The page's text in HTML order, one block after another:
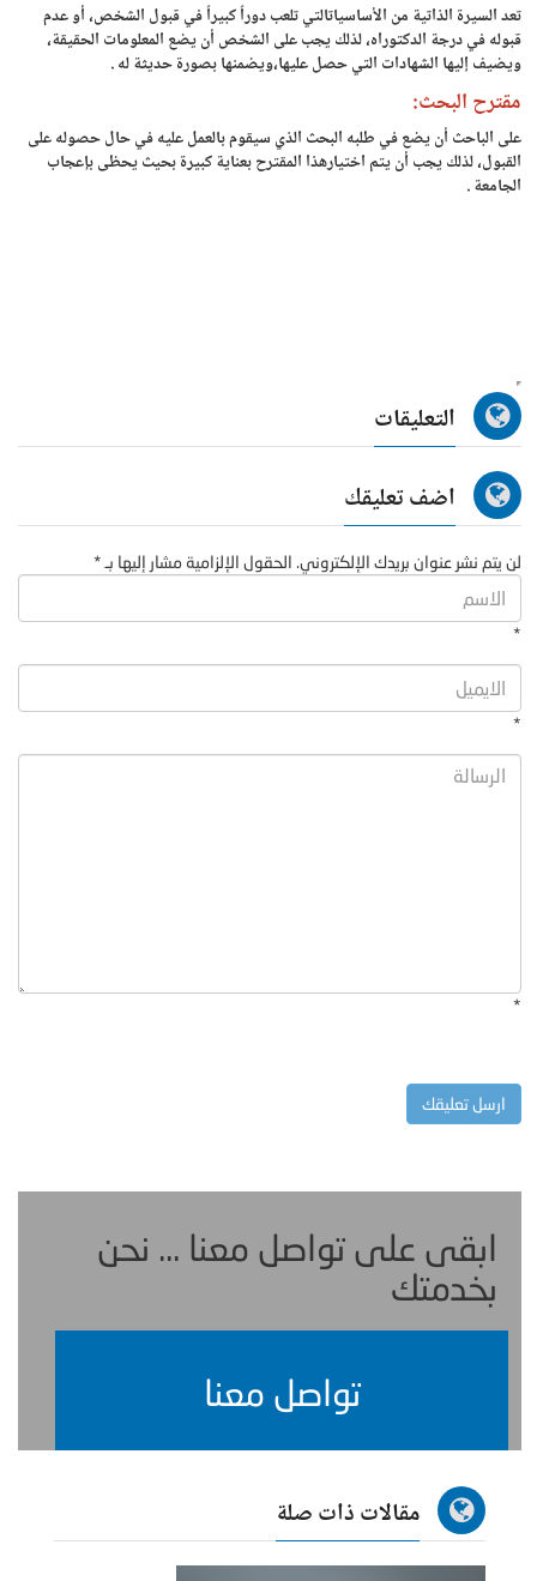
تعد السيرة الذاتية من الأساسياتالتي تلعب دوراً كبيراً في قبول الشخص، أو عدم
قبوله في درجة الدكتوراه، لذلك يجب على الشخص أن يضع المعلومات الحقيقة،
ويضيف إليها الشهادات التي حصل عليها،ويضمنها بصورة حديثة له .
مقترح البحث:
على الباحث أن يضع في طلبه البحث الذي سيقوم بالعمل عليه في حال حصوله على
القبول، لذلك يجب أن يتم اختيارهذا المقترح بعناية كبيرة بحيث يحظى بإعجاب
الجامعة .
التعليقات
اضف تعليقك
لن يتم نشر عنوان بريدك الإلكتروني. الحقول الإلزامية مشار إليها بـ *
*
*
*
ابقى على تواصل معنا ... نحن
بخدمتك
تواصل معنا
مقالات ذات صلة